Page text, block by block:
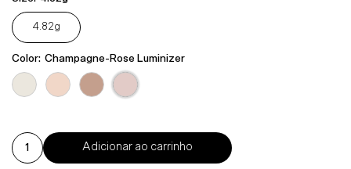
Color: Champagne-Rose Luminizer
4.82g
Adicionar ao carrinho